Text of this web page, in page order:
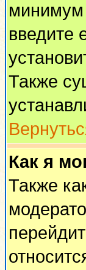
минимум
введите
Также
Как я
Также